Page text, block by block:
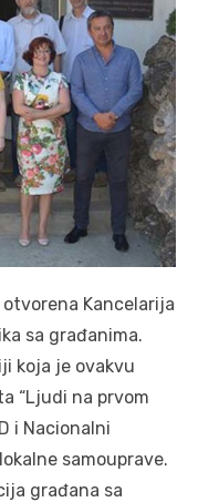
Kancelarija
sa građanima.
koja je ovakvu
“Ljudi na prvom
i Nacionalni
samouprave.
građana sa